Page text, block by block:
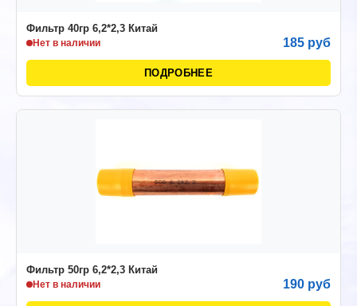
Фильтр 40гр 6,2*2,3 Китай
Нет в наличии 185 руб
ПОДРОБНЕЕ
Фильтр 50гр 6,2*2,3 Китай
Нет в наличии 190 руб